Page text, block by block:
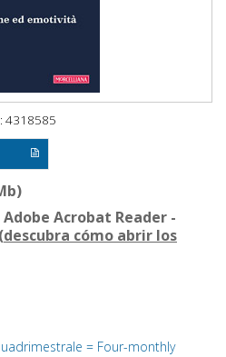
4318585
Acrobat Reader -
descubra cómo abrir los
= Four-monthly